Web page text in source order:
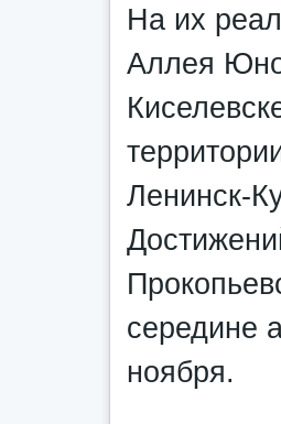
На их
Аллея
Ленинск-
середине
ноября.